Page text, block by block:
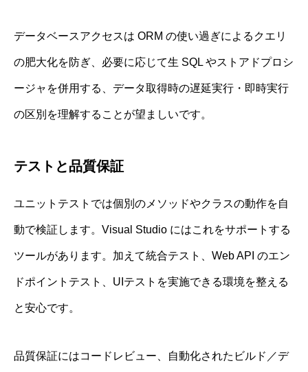
データベースアクセスは ORM の使い過ぎによるクエリ
の肥大化を防ぎ、必要に応じて生 SQL やストアドプロシ
ージャを併用する、データ取得時の遅延実行・即時実行
の区別を理解することが望ましいです。
テストと品質保証
ユニットテストでは個別のメソッドやクラスの動作を自
動で検証します。Visual Studio にはこれをサポートする
ツールがあります。加えて統合テスト、Web API のエン
ドポイントテスト、UIテストを実施できる環境を整える
と安心です。
品質保証にはコードレビュー、自動化されたビルド／デ